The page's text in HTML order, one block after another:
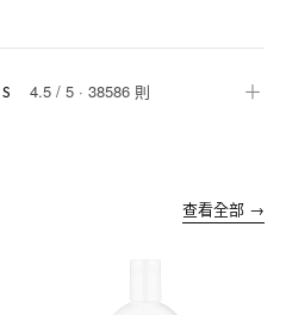
4.5/ 5· 38586 則 ＋
查看全部 →